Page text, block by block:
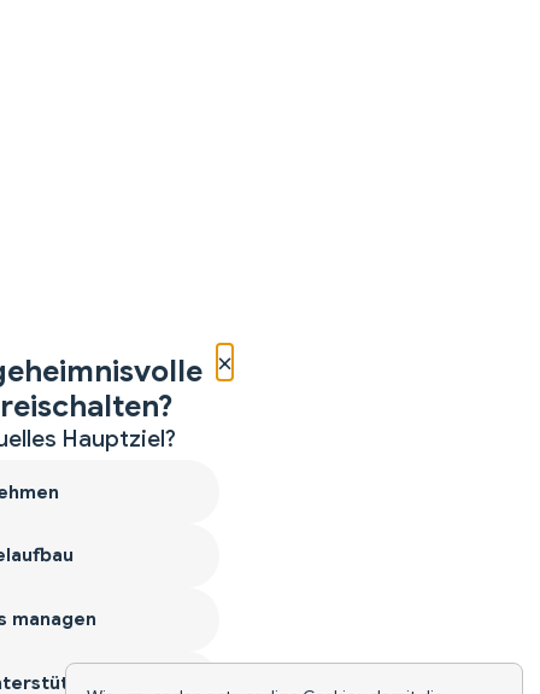
×
Hauptziel?
managen